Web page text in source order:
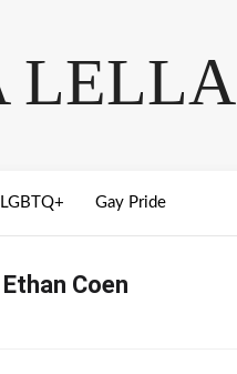
LELLA
LGBTQ+ Gay Pride
Coen